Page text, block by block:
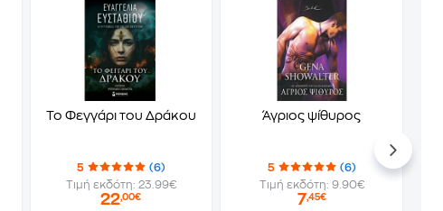
Το Φεγγάρι του Δράκου
5
(6)
Τιμή εκδότη: 23.99€
22,00€
Άγριος ψίθυρος
5
(6)
Τιμή εκδότη: 9.90€
7,45€